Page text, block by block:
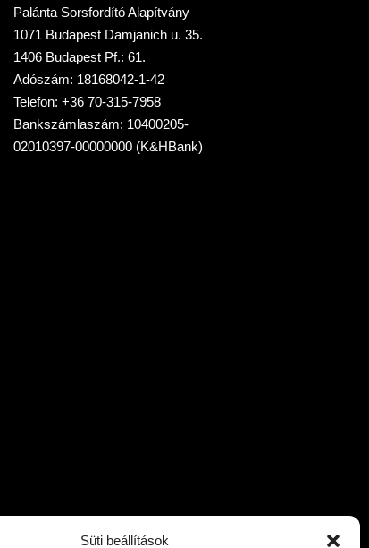
Süti beállítások
Palánta Sorsfordító Alapítvány
1071 Budapest Damjanich u. 35.
1406 Budapest Pf.: 61.
Adószám: 18168042-1-42
Telefon: +36 70-315-7958
Bankszámlaszám: 10400205-
02010397-00000000 (K&HBank)